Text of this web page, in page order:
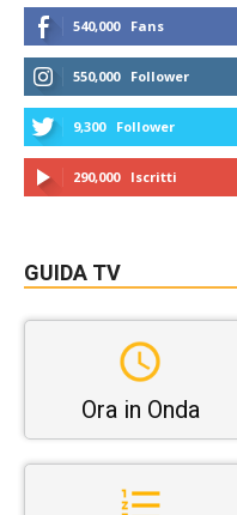
540,000 Fans
550,000 Follower
9,300 Follower
290,000 Iscritti
GUIDA TV
Ora in Onda